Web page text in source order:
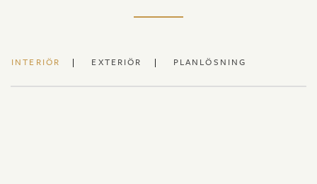
INTERIÖR EXTERIÖR PLANLÖSNING